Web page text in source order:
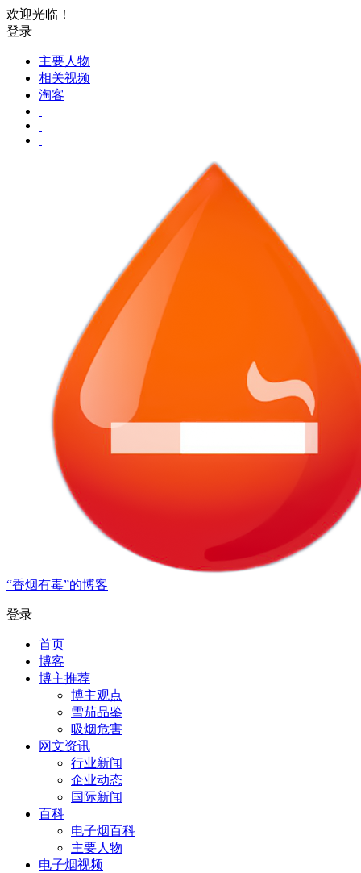
欢迎光临！
登录
主要人物
相关视频
淘客
“香烟有毒”的博客
登录
首页
博客
博主推荐
博主观点
雪茄品鉴
吸烟危害
网文资讯
行业新闻
企业动态
国际新闻
百科
电子烟百科
主要人物
电子烟视频